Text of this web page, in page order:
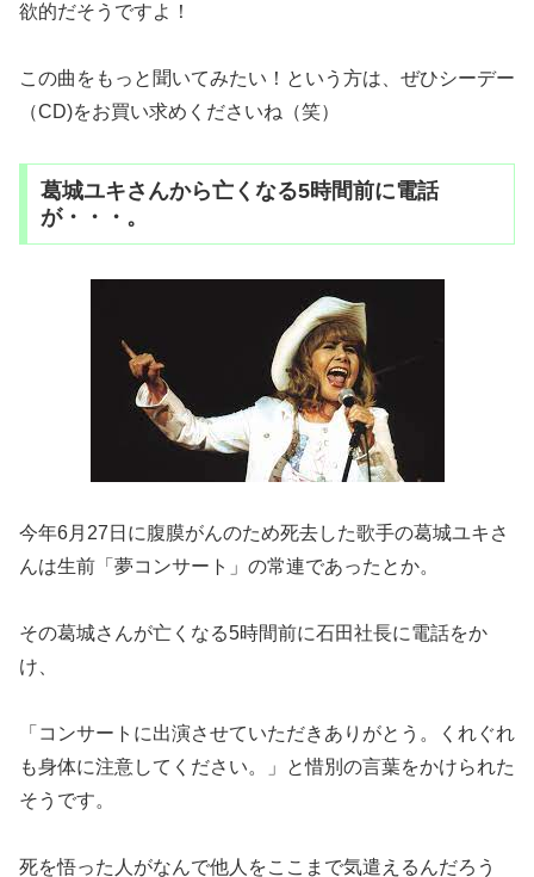
欲的だそうですよ！
この曲をもっと聞いてみたい！という方は、ぜひシーデー
（CD)をお買い求めくださいね（笑）
葛城ユキさんから亡くなる5時間前に電話
が・・・。
今年6月27日に腹膜がんのため死去した歌手の葛城ユキさ
んは生前「夢コンサート」の常連であったとか。
その葛城さんが亡くなる5時間前に石田社長に電話をか
け、
「コンサートに出演させていただきありがとう。くれぐれ
も身体に注意してください。」と惜別の言葉をかけられた
そうです。
死を悟った人がなんで他人をここまで気遣えるんだろう